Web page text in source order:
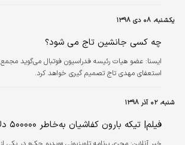
یکشنبه، ۰۸ دی ۱۳۹۸
چه کسی جانشین تاج می‌ شود؟
ايسنا: عضو هیات رئیسه فدراسیون فوتبال می‌گوید مجمع
استعفای مهدی تاج تصمیم گیری خواهد کرد.
شنبه، ۰۲ آذر ۱۳۹۸
فیلم| تیکه بارون کفاشیان به‌خاطر ۵۰۰۰۰۰ دلار ناقابل!